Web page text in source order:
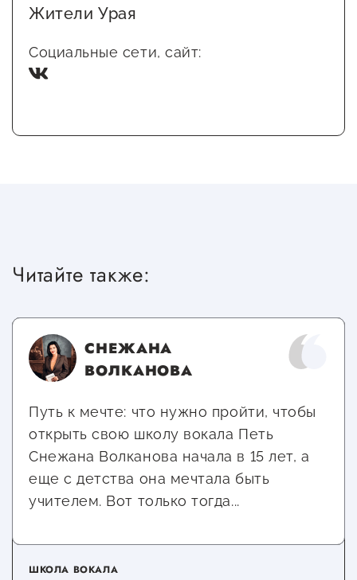
Жители Урая
Социальные сети, сайт:
Читайте также:
СНЕЖАНА
ВОЛКАНОВА
Путь к мечте: что нужно пройти, чтобы
открыть свою школу вокала Петь
Снежана Волканова начала в 15 лет, а
еще с детства она мечтала быть
учителем. Вот только тогда...
ШКОЛА ВОКАЛА